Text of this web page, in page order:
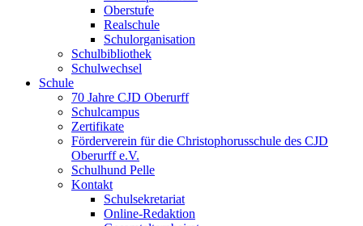
Oberstufe
Realschule
Schulorganisation
Schulbibliothek
Schulwechsel
Schule
70 Jahre CJD Oberurff
Schulcampus
Zertifikate
Förderverein für die Christophorusschule des CJD
Oberurff e.V.
Schulhund Pelle
Kontakt
Schulsekretariat
Online-Redaktion